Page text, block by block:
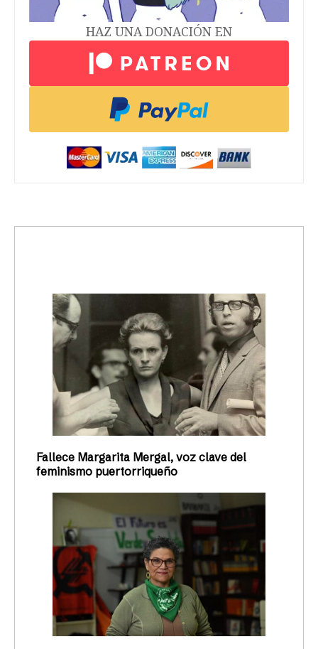
HAZ UNA DONACIÓN EN
Fallece Margarita Mergal, voz clave del
feminismo puertorriqueño